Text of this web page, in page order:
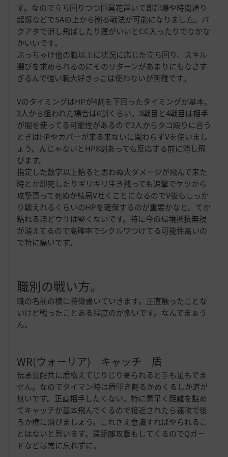
す。なので立ち回りつつ巨冥花置いて即起爆や時間通り
起爆などでSAの上から削る戦法が可能になりました。バ
クアタで消し飛ばしたり運がいいとCC入ったりでなかな
かいいです。
ぶっちゃけ他の職以上に状況に応じた立ち回り、スキル
選びを求められるのにそのリターンがあまりにもなさす
ぎるんで強い職大好きっこは使わないが無難です。
VのタイミングはHPが4割を下回ったタイミングが基本。
3人から狙われた場合は6割くらい。3戦目と4戦目は相手
が闇を使ってる可能性があるので3人からタコ殴りに合う
ときはHPやカバーが来る来ないに関わらずVを使いまし
ょう。んじゃないとHP8割あっても反応する前に消し飛
びます。
指定した数字以上粘ると思わぬ大ダメージが飛んで来た
時とか即死したりギリギリ生き残っても追撃でケツから
攻撃貰って死ぬか結局V吐くことになるのでV後もしっか
り戦えれるくらいのHPを確保するのが重要かなと。てか
粘れるほどウサは堅くないです。特に今の環境抵抗無視
が消えてるので高確率でシクルワつけてる可能性高いの
で特に痛いです。
職別の戦い方。
職の名前の横に特徴書いていきます。正直触ったことな
いけど戦ったことある程度のが多いです。なんでまぁう
ん。
WR(ウォーリア) キャッチ 盾
伝承覚醒共に盾構えてじりじり寄られると手も足もでま
せん。なのでタイマン時は盾叩き割るかめくるしか道が
無いです。正直相手したくない。特に素早く距離を詰め
てキャッチが基本飛んでくるので接近されたら速攻で後
ろか横に飛びましょう。これさえ意識すればやられるこ
とはないと思います。遠距離攻撃もしてくるのでQガー
ドなどは常に忘れずに。